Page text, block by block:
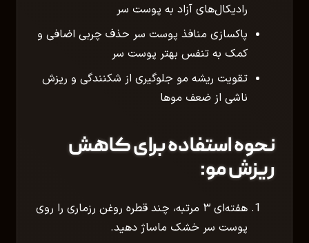
رادیکال‌های آزاد به پوست سر
پاکسازی منافذ پوست سر حذف چربی اضافی و
کمک به تنفس بهتر پوست سر
تقویت ریشه مو جلوگیری از شکنندگی و ریزش
ناشی از ضعف موها
نحوه استفاده برای کاهش
ریزش مو:
هفته‌ای ۳ مرتبه، چند قطره روغن رزماری را روی
پوست سر خشک ماساژ دهید.